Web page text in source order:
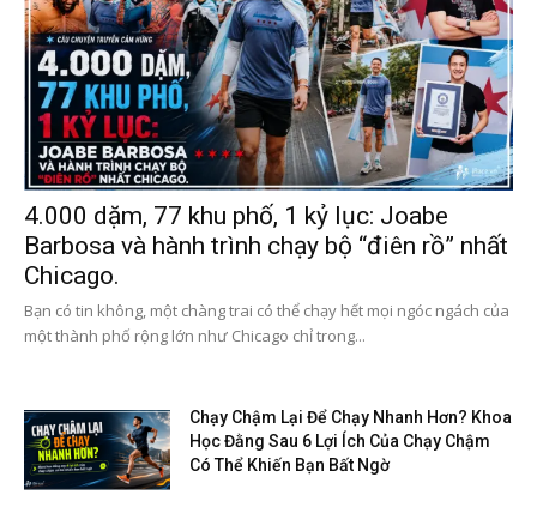
4.000 dặm, 77 khu phố, 1 kỷ lục: Joabe
Barbosa và hành trình chạy bộ “điên rồ” nhất
Chicago.
Bạn có tin không, một chàng trai có thể chạy hết mọi ngóc ngách của
một thành phố rộng lớn như Chicago chỉ trong...
Chạy Chậm Lại Để Chạy Nhanh Hơn? Khoa
Học Đằng Sau 6 Lợi Ích Của Chạy Chậm
Có Thể Khiến Bạn Bất Ngờ